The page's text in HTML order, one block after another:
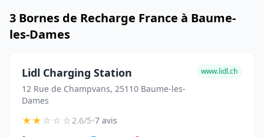
3 Bornes de Recharge France à Baume-
les-Dames
Lidl Charging Station
12 Rue de Champvans, 25110 Baume-les-
Dames
www.lidl.ch
★★☆☆☆2.6/5•7 avis